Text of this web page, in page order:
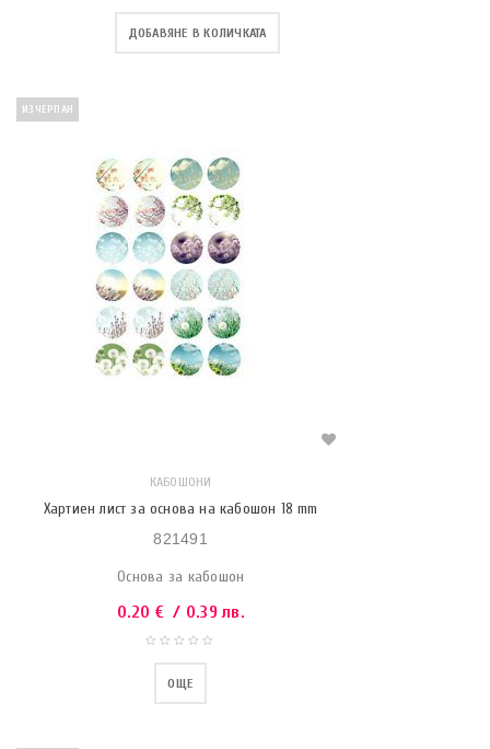
ДОБАВЯНЕ В КОЛИЧКАТА
ИЗЧЕРПАН
КАБОШОНИ
Хартиен лист за основа на кабошон 18 mm
821491
Основа за кабошон
0.20 € / 0.39 лв.
ОЩЕ